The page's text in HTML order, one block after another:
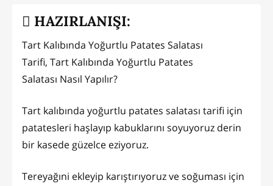
HAZIRLANIŞI:
Tart Kalıbında Yoğurtlu Patates Salatası
Tarifi, Tart Kalıbında Yoğurtlu Patates
Salatası Nasıl Yapılır?
Tart kalıbında yoğurtlu patates salatası tarifi için
patatesleri haşlayıp kabuklarını soyuyoruz derin
bir kasede güzelce eziyoruz.
Tereyağıni ekleyip karıştırıyoruz ve soğuması için